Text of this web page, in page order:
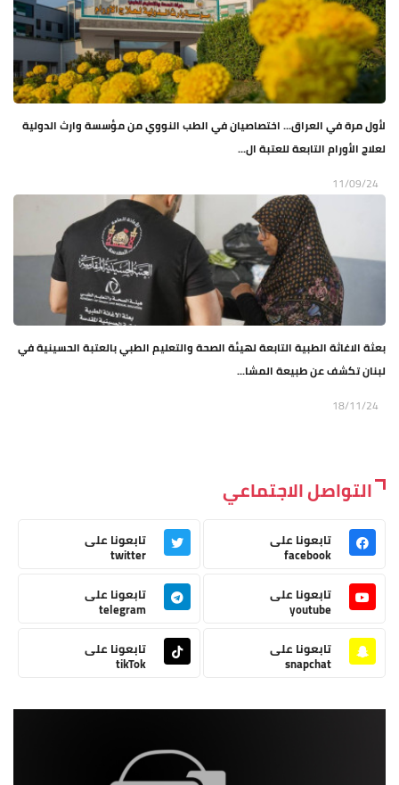
لأول مرة في العراق... اختصاصيان في الطب النووي من مؤسسة وارث الدولية
لعلاج الأورام التابعة للعتبة ال...
11/09/24
بعثة الاغاثة الطبية التابعة لهيئة الصحة والتعليم الطبي بالعتبة الحسينية في
لبنان تكشف عن طبيعة المشا...
18/11/24
التواصل الاجتماعي
تابعونا على
facebook
تابعونا على
twitter
تابعونا على
youtube
تابعونا على
telegram
تابعونا على
snapchat
تابعونا على
tikTok